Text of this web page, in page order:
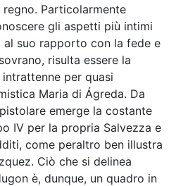
Particolarmente
gli aspetti più intimi
al suo rapporto con la fede e
risulta essere la
per quasi
Maria di Ágreda. Da
emerge la costante
IV per la propria Salvezza e
come peraltro ben illustra
Ciò che si delinea
è, dunque, un quadro in